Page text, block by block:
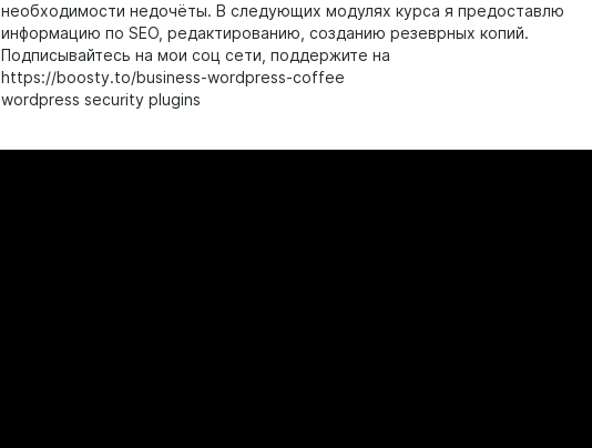
необходимости недочёты. В следующих модулях курса я предоставлю
информацию по SEO, редактированию, созданию резеврных копий.
Подписывайтесь на мои соц сети, поддержите на
https://boosty.to/business-wordpress-coffee
wordpress security plugins